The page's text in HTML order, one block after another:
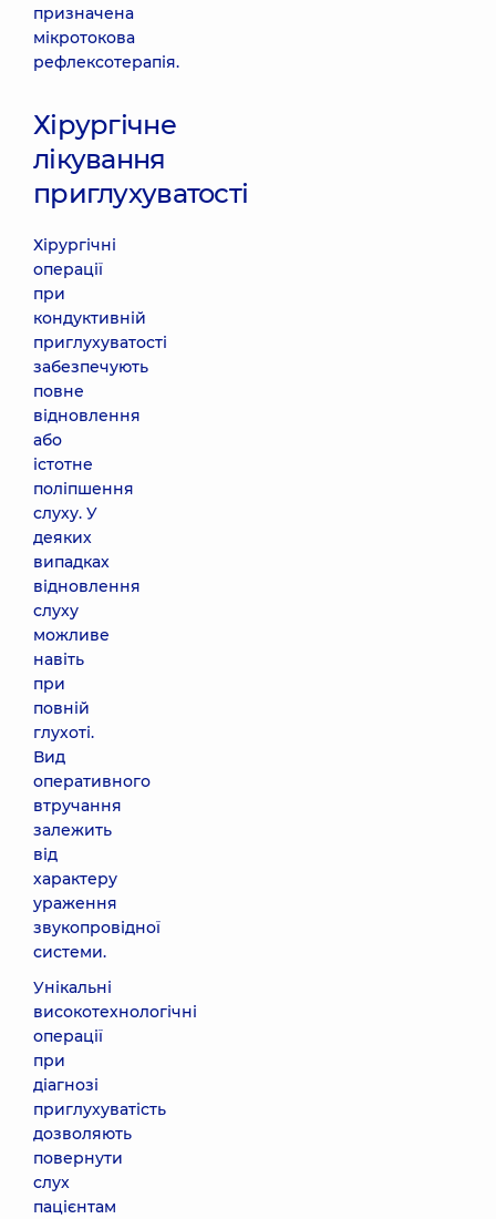
призначена
мікротокова
рефлексотерапія.
Хірургічне
лікування
приглухуватості
Хірургічні
операції
при
кондуктивній
приглухуватості
забезпечують
повне
відновлення
або
істотне
поліпшення
слуху. У
деяких
випадках
відновлення
слуху
можливе
навіть
при
повній
глухоті.
Вид
оперативного
втручання
залежить
від
характеру
ураження
звукопровідної
системи.
Унікальні
високотехнологічні
операції
при
діагнозі
приглухуватість
дозволяють
повернути
слух
пацієнтам